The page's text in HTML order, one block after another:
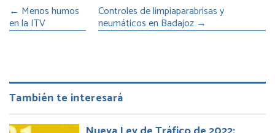
← Menos humos
en la ITV
Controles de limpiaparabrisas y
neumáticos en Badajoz →
También te interesará